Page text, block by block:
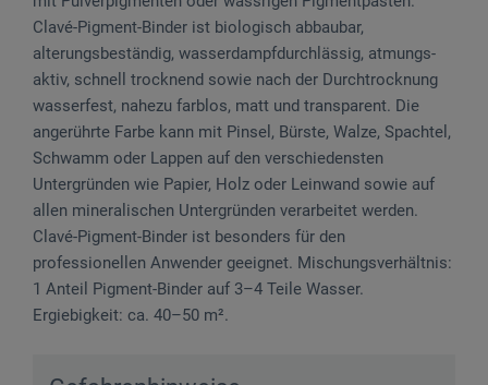
Clavé-Pigment-Binder ist biologisch abbaubar,
alterungsbeständig, wasserdampfdurchlässig, at­mungs­
aktiv, schnell trocknend sowie nach der Durchtrocknung
wasserfest, nahezu farblos, matt und transparent. Die
angerührte Farbe kann mit Pinsel, Bürste, Walze, Spachtel,
Schwamm oder Lappen auf den verschiedensten
Untergründen wie Papier, Holz oder Leinwand sowie auf
allen mineralischen Untergründen verarbeitet werden.
Clavé-Pigment-Binder ist besonders für den
professionellen Anwender geeignet. Mischungsverhältnis:
1 Anteil Pigment-Binder auf 3–4 Teile Wasser.
Ergiebigkeit: ca. 40–50 m².